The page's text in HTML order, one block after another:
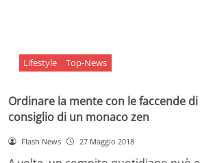
Lifestyle Top-News
Ordinare la mente con le faccende
consiglio di un monaco zen
Flash News 27 Maggio 2018